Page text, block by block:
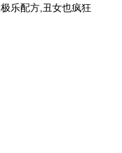
乐配方,丑女也疯狂